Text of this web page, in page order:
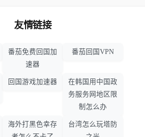
友情链接
番茄免费回国加
速器
番茄回国VPN
回国游戏加速器
在韩国用中国政
务服务网地区限
制怎么办
海外打黑色幸存
台湾怎么玩塔防